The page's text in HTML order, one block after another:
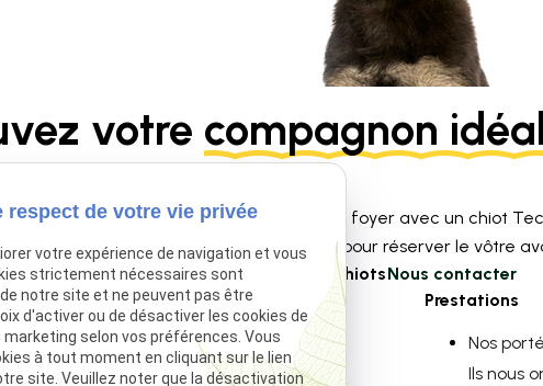
votre compagnon idéal
une nouvelle place à l’amour dans votre foyer avec un chiot
portées sont limitées contactez-nous pour réserver le vôtre
Voir nos chiotsNous contacter
Navigation
Accueil
Élevage Canin
Prestations
Nos
Ils nous
respect de votre vie privée
votre expérience de navigation et vous
strictement nécessaires sont
notre site et ne peuvent pas être
d'activer ou de désactiver les cookies de
selon vos préférences. Vous
à tout moment en cliquant sur le lien
site. Veuillez noter que la désactivation